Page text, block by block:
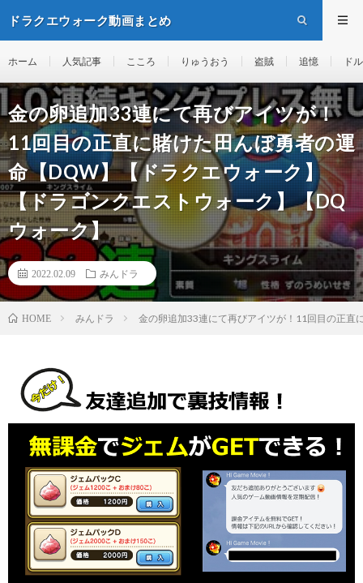
ドラクエウォーク動画まとめ
ホーム 人気記事 こころ りゅうおう 盗賊 追憶 ド
金の卵追加33連にて再びアイツが！
11回目の正直に賭けた田んぼ勇者の運
命【DQW】【ドラクエウォーク】
【ドラゴンクエストウォーク】【DQ
ウォーク】
2022.02.09 みんドラ
HOME みんドラ 金の卵追加33連にて再びアイツが！11回目の正直